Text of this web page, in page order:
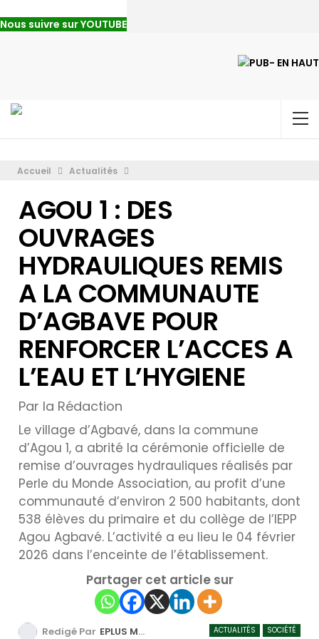
Nous suivre sur YOUTUBE
Accueil Actualités
AGOU 1 : DES
OUVRAGES
HYDRAULIQUES REMIS
A LA COMMUNAUTE
D’AGBAVE POUR
RENFORCER L’ACCES A
L’EAU ET L’HYGIENE
Par la Rédaction
Le village d’Agbavé, dans la commune
d’Agou 1, a abrité la cérémonie officielle de
remise d’ouvrages hydrauliques réalisés par
Perle du Monde Association, au profit d’une
communauté d’environ 2 500 habitants, dont
538 élèves du primaire et du collège de l’IEPP
Agou Agbavé. L’activité a eu lieu le 04 février
2026 dans l’enceinte de l’établissement.
Partager cet article sur
ACTUALITÉS SOCIÉTÉ
Redigé Par EPLUS MEDIA TV